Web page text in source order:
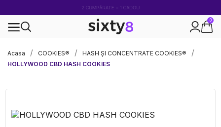
2 CUMPĂRATE = 1 CADOU
0
Acasa
COOKIES®
HASH ȘI CONCENTRATE COOKIES®
HOLLYWOOD CBD HASH COOKIES